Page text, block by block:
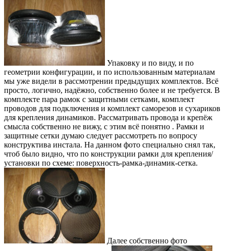
Упаковку и по виду, и по
геометрии конфигурации, и по использованным материалам
мы уже видели в рассмотрении предыдущих комплектов. Всё
просто, логично, надёжно, собственно более и не требуется. В
комплекте пара рамок с защитными сетками, комплект
проводов для подключения и комплект саморезов и сухариков
для крепления динамиков. Рассматривать провода и крепёж
смысла собственно не вижу, с этим всё понятно . Рамки и
защитные сетки думаю следует рассмотреть по вопросу
конструктива инстала. На данном фото специально снял так,
чтоб было видно, что по конструкции рамки для крепления/
установки по схеме: поверхность-рамка-динамик-сетка.
Далее собственно фото